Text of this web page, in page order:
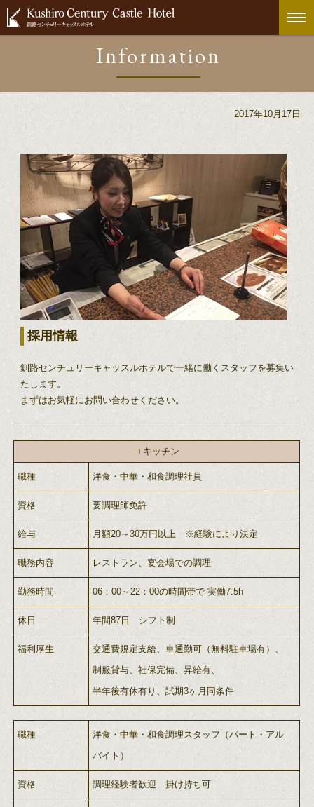
Information
2017年10月17日
採用情報
釧路センチュリーキャッスルホテルで一緒に働くスタッフを募集い
たします。
まずはお気軽にお問い合わせください。
□ キッチン
職種 洋食・中華・和食調理社員
資格 要調理師免許
給与 月額20～30万円以上 ※経験により決定
職務内容 レストラン、宴会場での調理
勤務時間 06：00～22：00の時間帯で 実働7.5h
休日 年間87日 シフト制
福利厚生
交通費規定支給、車通勤可（無料駐車場有）、
制服貸与、社保完備、昇給有、
半年後有休有り、試期3ヶ月同条件
職種
洋食・中華・和食調理スタッフ（パート・アル
バイト）
資格 調理経験者歓迎 掛け持ち可